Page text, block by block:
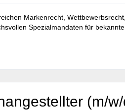
Markenrecht,
Spezialmandaten für
(m/